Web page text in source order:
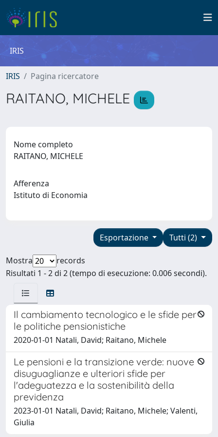
IRIS
IRIS Pagina ricercatore
RAITANO, MICHELE
Nome completo
RAITANO, MICHELE
Afferenza
Istituto di Economia
Tutti (2)
Esportazione
Mostra
records
Risultati 1 - 2 di 2 (tempo di esecuzione: 0.006 secondi).
Il cambiamento tecnologico e le sfide per
le politiche pensionistiche
2020-01-01 Natali, David; Raitano, Michele
Le pensioni e la transizione verde: nuove
disuguaglianze e ulteriori sfide per
l'adeguatezza e la sostenibilità della
previdenza
2023-01-01 Natali, David; Raitano, Michele; Valenti,
Giulia